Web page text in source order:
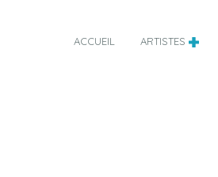
ACCUEIL ARTISTES